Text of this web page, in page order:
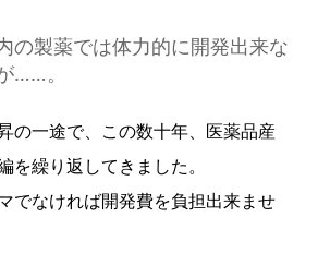
の製薬では体力的に開発出来な
……。
の一途で、この数十年、医薬品産
を繰り返してきました。
でなければ開発費を負担出来ませ